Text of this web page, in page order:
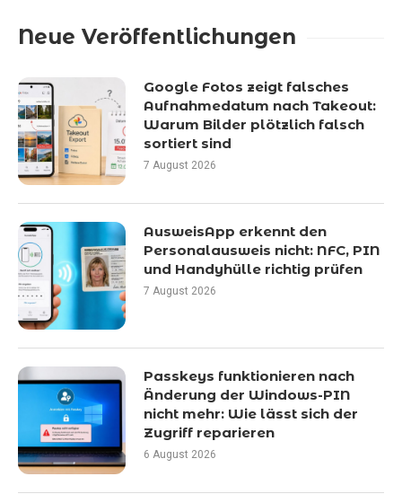
Neue Veröffentlichungen
Google Fotos zeigt falsches
Aufnahmedatum nach Takeout:
Warum Bilder plötzlich falsch
sortiert sind
7 August 2026
AusweisApp erkennt den
Personalausweis nicht: NFC, PIN
und Handyhülle richtig prüfen
7 August 2026
Passkeys funktionieren nach
Änderung der Windows-PIN
nicht mehr: Wie lässt sich der
Zugriff reparieren
6 August 2026